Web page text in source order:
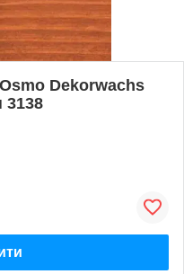
Dekorwachs
3138